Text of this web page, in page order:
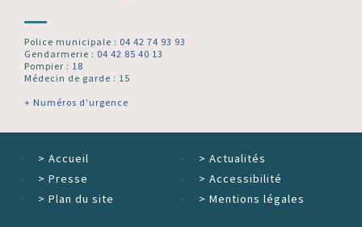
Police municipale : 04 42 74 93 93
Gendarmerie : 04 42 85 40 13
Pompier : 18
Médecin de garde : 15
+ Numéros d'urgence
> Accueil > Actualités
> Presse > Accessibilité
> Plan du site > Mentions légales